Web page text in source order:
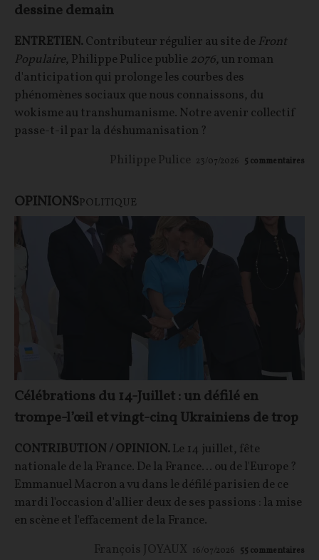
dessine demain
ENTRETIEN.Contributeur régulier au site de Front
Populaire, Philippe Pulice publie 2076, un roman
d'anticipation qui prolonge les courbes des
phénomènes sociaux que nous connaissons, du
wokisme au transhumanisme. Notre avenir collectif
passe-t-il par la déshumanisation ?
Philippe Pulice 23/07/2026 5 commentaires
OPINIONSPOLITIQUE
Célébrations du 14-Juillet : un défilé en
trompe-l’œil et vingt-cinq Ukrainiens de trop
CONTRIBUTION / OPINION.Le 14 juillet, fête
nationale de la France. De la France… ou de l'Europe ?
Emmanuel Macron a vu dans le défilé parisien de ce
mardi l'occasion d'allier deux de ses passions : la mise
en scène et l'effacement de la France.
François JOYAUX 16/07/2026 55 commentaires